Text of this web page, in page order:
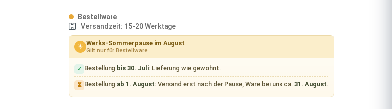
Bestellware
Versandzeit: 15-20 Werktage
☀ Werks-Sommerpause im August
Gilt nur für Bestellware
✓ Bestellung bis 30. Juli: Lieferung wie gewohnt.
⏳ Bestellung ab 1. August: Versand erst nach der Pause, Ware bei uns ca.31. August.